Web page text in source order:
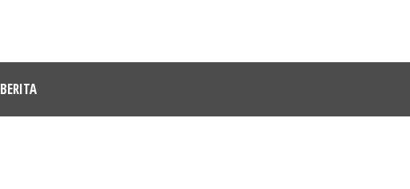
BERITA